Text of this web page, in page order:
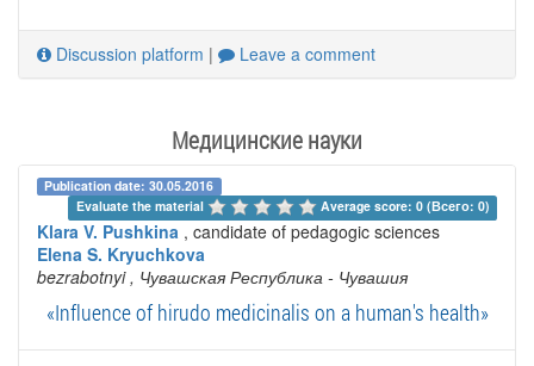
Discussion platform | Leave a comment
Медицинские науки
Publication date: 30.05.2016
Evaluate the material
Average score: 0 (Всего: 0)
Klara V. Pushkina , candidate of pedagogic sciences
Elena S. Kryuchkova
bezrabotnyi , Чувашская Республика - Чувашия
«Influence of hirudo medicinalis on a human's health»